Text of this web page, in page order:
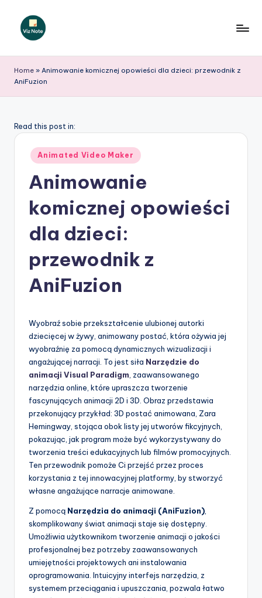
iz
N
t
si
&
S
o
w
Home » Animowanie komicznej opowieści dla dzieci: przewodnik z
AniFuzion
Read this post in:
Posted
in
Animated Video Maker
Animowanie
komicznej opowieści
dla dzieci:
przewodnik z
AniFuzion
Wyobraź sobie przekształcenie ulubionej autorki
dziecięcej w żywy, animowany postać, która ożywia jej
wyobraźnię za pomocą dynamicznych wizualizacji i
angażującej narracji. To jest siła Narzędzie do
animacji Visual Paradigm , zaawansowanego
narzędzia online, które upraszcza tworzenie
fascynujących animacji 2D i 3D. Obraz przedstawia
przekonujący przykład: 3D postać animowana, Zara
Hemingway, stojąca obok listy jej utworów fikcyjnych,
pokazując, jak program może być wykorzystywany do
tworzenia treści edukacyjnych lub filmów promocyjnych.
Ten przewodnik pomoże Ci przejść przez proces
korzystania z tej innowacyjnej platformy, by stworzyć
własne angażujące narracje animowane.
Z pomocą Narzędzia do animacji (AniFuzion)
skomplikowany świat animacji staje się dostępny.
Umożliwia użytkownikom tworzenie animacji o jakości
profesjonalnej bez potrzeby zaawansowanych
umiejętności projektowych ani instalowania
oprogramowania. Intuicyjny interfejs narzędzia, z
systemem przeciągania i upuszczania, pozwala łatwo